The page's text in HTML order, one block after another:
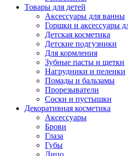
Товары для детей
Аксессуары для ванны
Горшки и аксессуары
Детская косметика
Детские подгузники
Для кормления
Зубные пасты и щетки
Нагрудники и пеленки
Помады и бальзамы
Прорезыватели
Соски и пустышки
Декоративная косметика
Аксессуары
Брови
Глаза
Губы
Лицо